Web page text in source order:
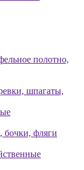
полотно,
шпагаты,
бочки, фляги